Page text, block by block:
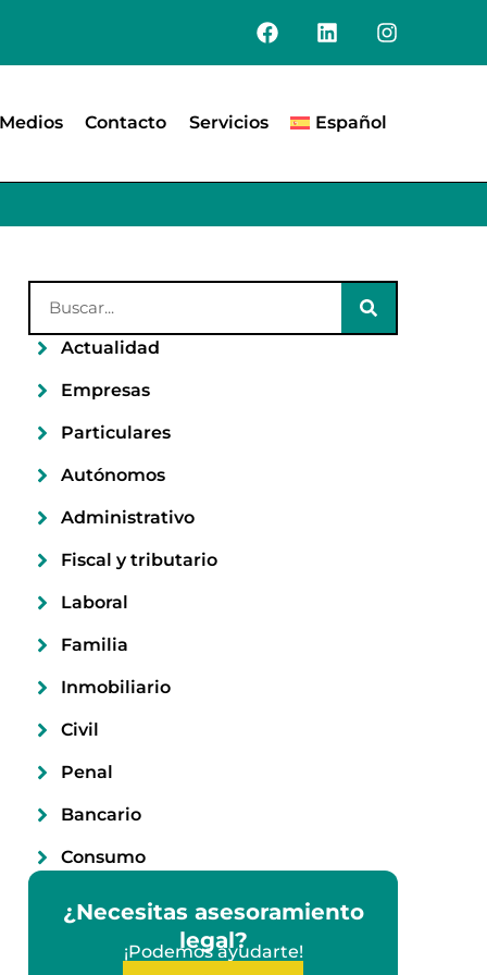
Medios Contacto Servicios Español
Actualidad
Empresas
Particulares
Autónomos
Administrativo
Fiscal y tributario
Laboral
Familia
Inmobiliario
Civil
Penal
Bancario
Consumo
¿Necesitas asesoramiento
legal?
¡Podemos ayudarte!